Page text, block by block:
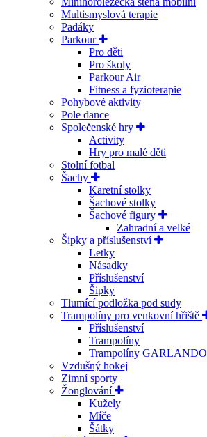
Multismyslová terapie
Padáky
Parkour
Pro děti
Pro školy
Parkour Air
Fitness a fyzioterapie
Pohybové aktivity
Pole dance
Společenské hry
Activity
Hry pro malé děti
Stolní fotbal
Šachy
Karetní stolky
Šachové stolky
Šachové figury
Zahradní a velké
Šipky a příslušenství
Letky
Násadky
Příslušenství
Šipky
Tlumící podložka pod sudy
Trampolíny pro venkovní hřiště
Příslušenství
Trampolíny
Trampolíny GARLANDO
Vzdušný hokej
Zimní sporty
Žonglování
Kužely
Míče
Šátky